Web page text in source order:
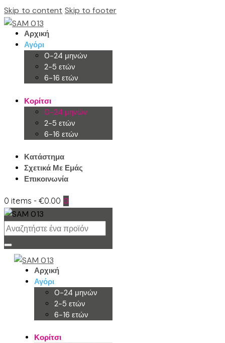
Skip to content Skip to footer
Αρχική
Αγόρι
0-24 μηνών
2-5 ετών
6-16 ετών
Κορίτσι
0-24 μηνών
2-5 ετών
6-16 ετών
Κατάστημα
Σχετικά Με Εμάς
Επικοινωνία
0 items -€0.00 0
Αρχική
Αγόρι
0-24 μηνών
2-5 ετών
6-16 ετών
Κορίτσι